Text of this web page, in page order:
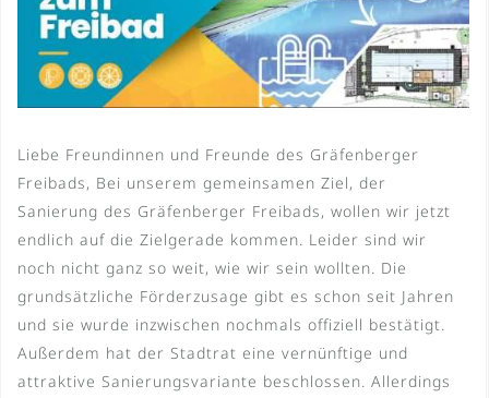
Liebe Freundinnen und Freunde des Gräfenberger
Freibads, Bei unserem gemeinsamen Ziel, der
Sanierung des Gräfenberger Freibads, wollen wir jetzt
endlich auf die Zielgerade kommen. Leider sind wir
noch nicht ganz so weit, wie wir sein wollten. Die
grundsätzliche Förderzusage gibt es schon seit Jahren
und sie wurde inzwischen nochmals offiziell bestätigt.
Außerdem hat der Stadtrat eine vernünftige und
attraktive Sanierungsvariante beschlossen. Allerdings